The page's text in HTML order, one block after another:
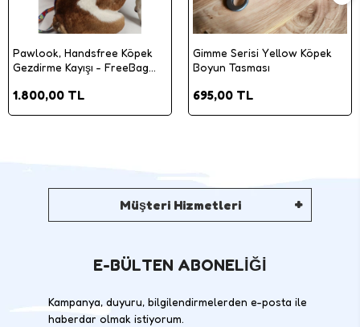
Pawlook, Handsfree Köpek
Gezdirme Kayışı - FreeBag
1.800,00 TL
Gimme Serisi Yellow Köpek
Boyun Tasması
695,00 TL
Müşteri Hizmetleri
E-BÜLTEN ABONELİĞİ
Kampanya, duyuru, bilgilendirmelerden e-posta ile
haberdar olmak istiyorum.